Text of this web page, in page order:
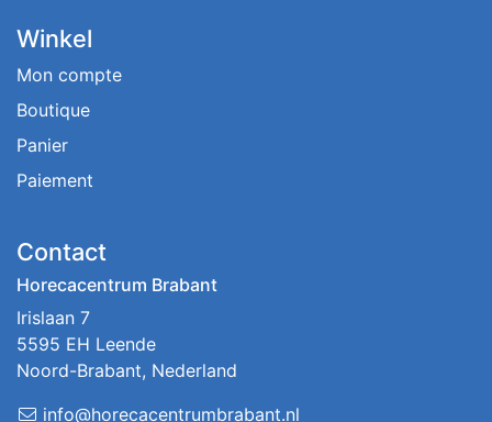
Winkel
Mon compte
Boutique
Panier
Paiement
Contact
Horecacentrum Brabant
Irislaan 7
5595 EH Leende
Noord-Brabant, Nederland
info@horecacentrumbrabant.nl